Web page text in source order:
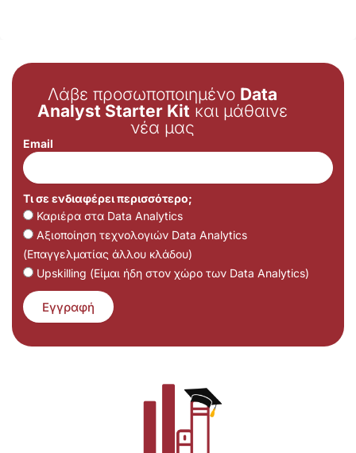
Λάβε προσωποποιημένο Data
Analyst Starter Kit και μάθαινε
νέα μας
Email
Τι σε ενδιαφέρει περισσότερο;
Καριέρα στα Data Analytics
Αξιοποίηση τεχνολογιών Data Analytics
(Επαγγελματίας άλλου κλάδου)
Upskilling (Είμαι ήδη στον χώρο των Data Analytics)
Εγγραφή